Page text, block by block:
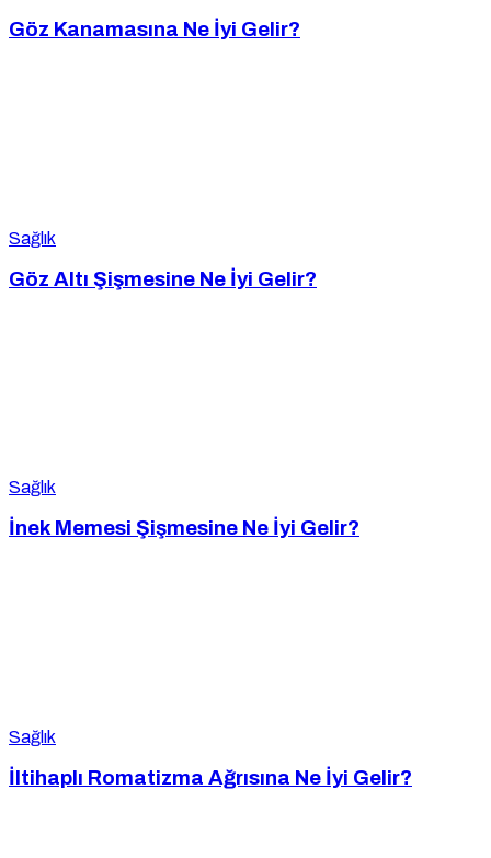
Göz Kanamasına Ne İyi Gelir?
Sağlık
Göz Altı Şişmesine Ne İyi Gelir?
Sağlık
İnek Memesi Şişmesine Ne İyi Gelir?
Sağlık
İltihaplı Romatizma Ağrısına Ne İyi Gelir?